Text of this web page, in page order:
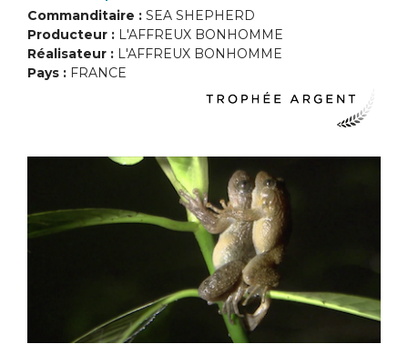
Commanditaire : SEA SHEPHERD
Producteur : L'AFFREUX BONHOMME
Réalisateur : L'AFFREUX BONHOMME
Pays : FRANCE